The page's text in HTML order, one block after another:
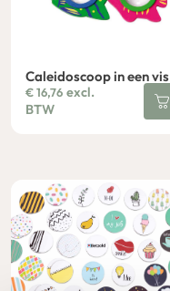
Caleidoscoop in een vis
€16,76 excl.
BTW